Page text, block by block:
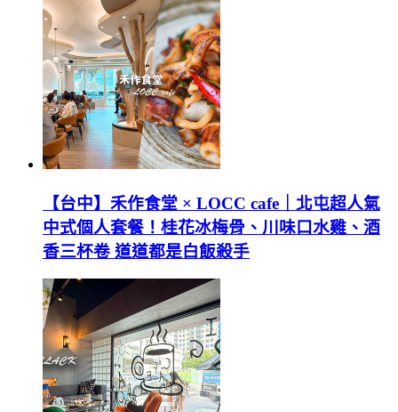
【台中】禾作食堂 × LOCC cafe｜北屯超人氣
中式個人套餐！桂花冰梅骨、川味口水雞、酒
香三杯卷 道道都是白飯殺手